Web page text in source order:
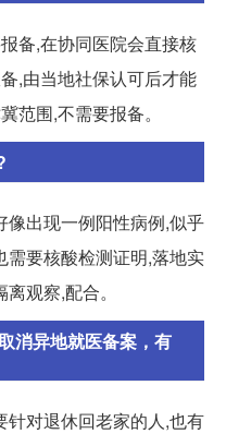
备,在协同医院会直接核
,由当地社保认可后才能
范围,不需要报备。
出现一例阳性病例,似乎
需要核酸检测证明,落地实
观察,配合。
消异地就医备案，有
对退休回老家的人,也有